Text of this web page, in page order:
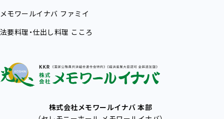
メモワールイナバ ファミイ
法要料理・仕出し料理 こころ
株式会社メモワールイナバ 本部